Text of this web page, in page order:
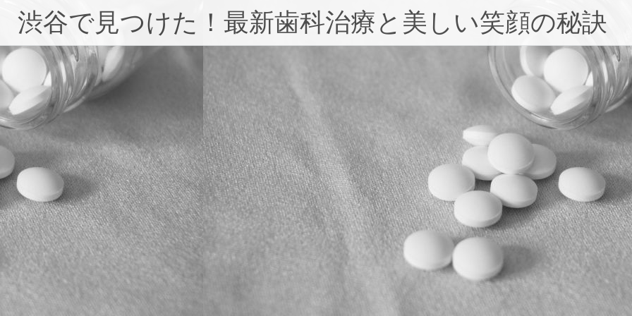
テ
ン
ツ
へ
ス
キ
ッ
渋谷で見つけた！最新歯科治療と美しい笑顔の秘訣